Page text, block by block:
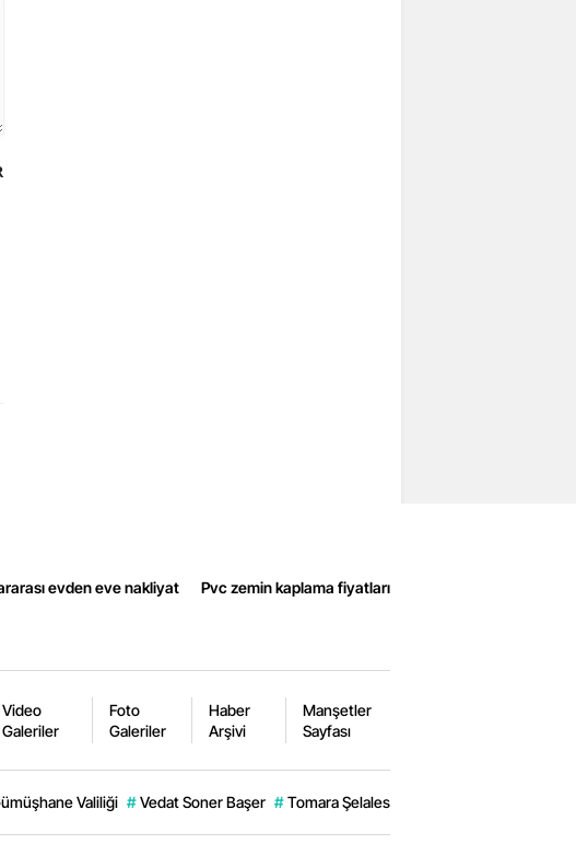
evden eve nakliyat Pvc zemin kaplama fiyatları
Video
Galeriler
Foto
Galeriler
Haber
Arşivi
Manşetler
Sayfası
Valiliği # Vedat Soner Başer # Tomara Şelalesi